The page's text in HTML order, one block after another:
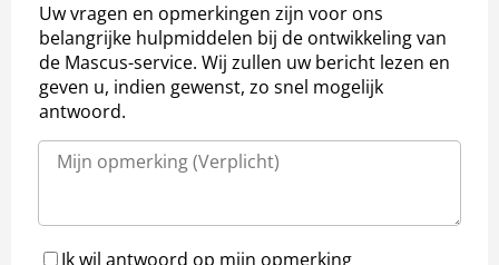
Uw vragen en opmerkingen zijn voor ons
belangrijke hulpmiddelen bij de ontwikkeling van
de Mascus-service. Wij zullen uw bericht lezen en
geven u, indien gewenst, zo snel mogelijk
antwoord.
Ik wil antwoord op mijn opmerking